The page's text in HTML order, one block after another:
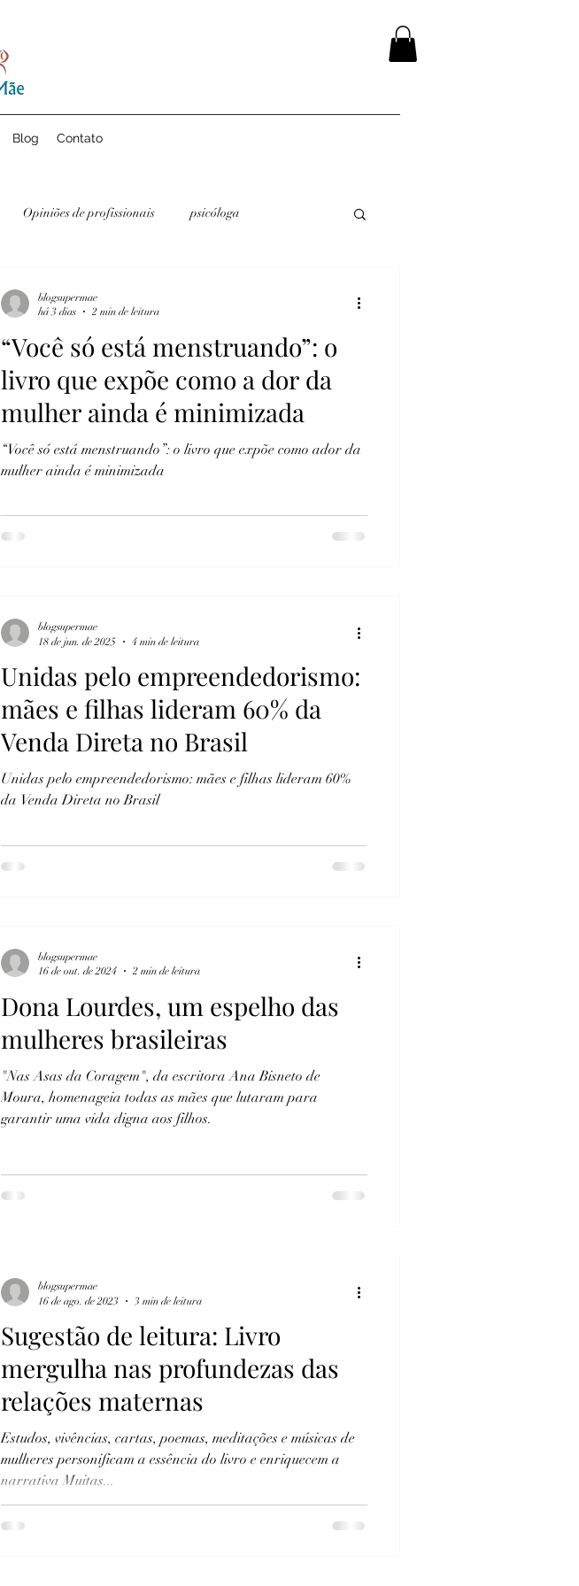
Blog Contato
Opiniões de profissionais psicóloga
“Você só está menstruando”: o
livro que expõe como a dor da
mulher ainda é minimizada
“Você só está menstruando”: o livro que expõe como ador da
mulher ainda é minimizada
blogsupermae
há 3 dias
2 min de leitura
Unidas pelo empreendedorismo:
mães e filhas lideram 60% da
Venda Direta no Brasil
Unidas pelo empreendedorismo: mães e filhas lideram 60%
da Venda Direta no Brasil
blogsupermae
18 de jun. de 2025
4 min de leitura
Dona Lourdes, um espelho das
mulheres brasileiras
"Nas Asas da Coragem", da escritora Ana Bisneto de
Moura, homenageia todas as mães que lutaram para
garantir uma vida digna aos filhos.
blogsupermae
16 de out. de 2024
2 min de leitura
Sugestão de leitura: Livro
mergulha nas profundezas das
relações maternas
Estudos, vivências, cartas, poemas, meditações e músicas de
mulheres personificam a essência do livro e enriquecem a
narrativa Muitas...
blogsupermae
16 de ago. de 2023
3 min de leitura